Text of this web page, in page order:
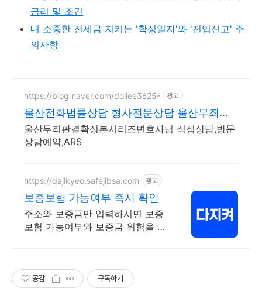
금리 및 조건
내 소중한 전세금 지키는 '확정일자'와 '전입신고' 주
의사항
https://blog.naver.com/dollee3625- 광고
울산전화법률상담 형사전문상담 울산무죄시
리즈확정본변호사
울산무죄판결확정본시리즈변호사님 직접상담,방문
상담예약,ARS
https://dajikyeo.safejibsa.com 광고
보증보험 가능여부 즉시 확인
주소와 보증금만 입력하시면 보증
보험 가능여부와 보증금 위험을 한
공감 구독하기